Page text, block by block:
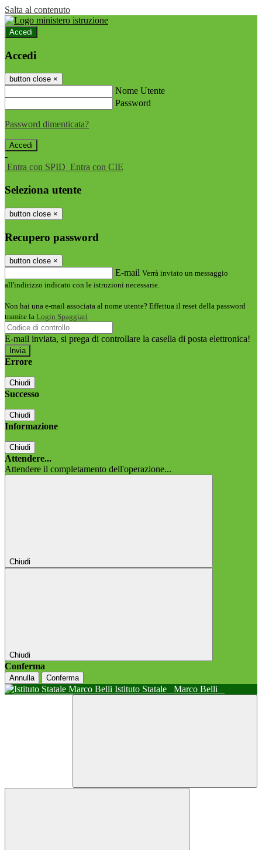
Salta al contenuto
Accedi
Accedi
button close ×
Nome Utente
Password
Password dimenticata?
-
Entra con SPID Entra con CIE
Seleziona utente
button close ×
Recupero password
button close ×
E-mail Verrà inviato un messaggio
all'indirizzo indicato con le istruzioni necessarie.
Non hai una e-mail associata al nome utente? Effettua il reset della password
tramite la Login Spaggiari
E-mail inviata, si prega di controllare la casella di posta elettronica!
Errore
Chiudi
Successo
Chiudi
Informazione
Chiudi
Attendere...
Attendere il completamento dell'operazione...
Chiudi
Chiudi
Conferma
Annulla Conferma
Istituto Statale Marco Belli